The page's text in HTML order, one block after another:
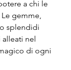
a chi le
gemme,
splendidi
nel
di ogni